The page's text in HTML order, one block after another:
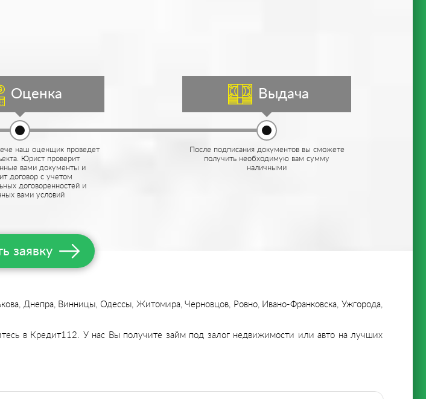
Оценка
наш оценщик проведет
Юрист проверит
вами документы и
договор с учетом
договоренностей и
вами условий
Выдача
После подписания документов вы сможете
получить необходимую вам сумму
наличными
заявку
Днепра, Винницы, Одессы, Житомира, Черновцов, Ровно, Ивано-Франковска, Ужгорода,
в Кредит112. У нас Вы получите займ под залог недвижимости или авто на лучших